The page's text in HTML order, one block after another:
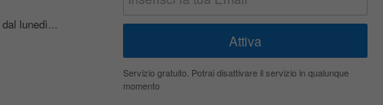
lunedì...
Servizio gratuito. Potrai disattivare il servizio in qualunque
momento